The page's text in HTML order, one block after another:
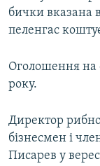
бички вказана
пеленгас
Оголошення на
року.
Директор
бізнесмен і
Писарев у